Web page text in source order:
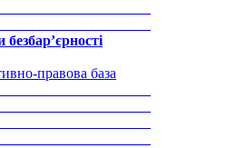
правова база